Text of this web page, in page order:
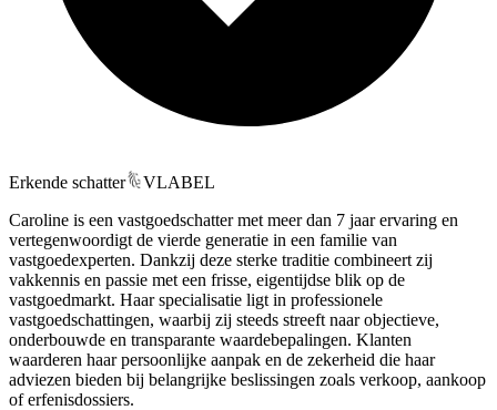
Erkende schatter
VLABEL
Caroline is een vastgoedschatter met meer dan 7 jaar ervaring en
vertegenwoordigt de vierde generatie in een familie van
vastgoedexperten. Dankzij deze sterke traditie combineert zij
vakkennis en passie met een frisse, eigentijdse blik op de
vastgoedmarkt. Haar specialisatie ligt in professionele
vastgoedschattingen, waarbij zij steeds streeft naar objectieve,
onderbouwde en transparante waardebepalingen. Klanten
waarderen haar persoonlijke aanpak en de zekerheid die haar
adviezen bieden bij belangrijke beslissingen zoals verkoop, aankoop
of erfenisdossiers.